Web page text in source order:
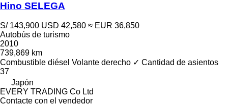
Hino SELEGA
S/ 143,900 USD 42,580 ≈ EUR 36,850
Autobús de turismo
2010
739,869 km
Combustible diésel Volante derecho ✓ Cantidad de asientos
37
Japón
EVERY TRADING Co Ltd
Contacte con el vendedor